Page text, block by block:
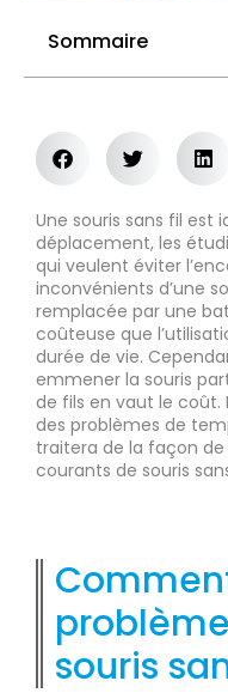
Sommaire
Une souris sans fil est
déplacement, les
qui veulent éviter
inconvénients d’une
remplacée par une
coûteuse que
durée de vie.
emmener la souris
de fils en vaut le coût.
des problèmes de
traitera de la façon
courants de souris
souris